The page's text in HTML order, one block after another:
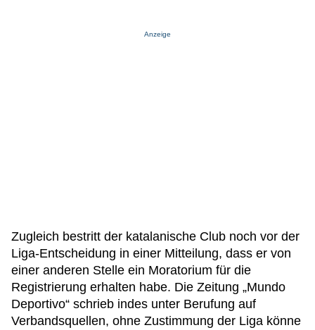
Anzeige
Zugleich bestritt der katalanische Club noch vor der
Liga-Entscheidung in einer Mitteilung, dass er von
einer anderen Stelle ein Moratorium für die
Registrierung erhalten habe. Die Zeitung „Mundo
Deportivo“ schrieb indes unter Berufung auf
Verbandsquellen, ohne Zustimmung der Liga könne